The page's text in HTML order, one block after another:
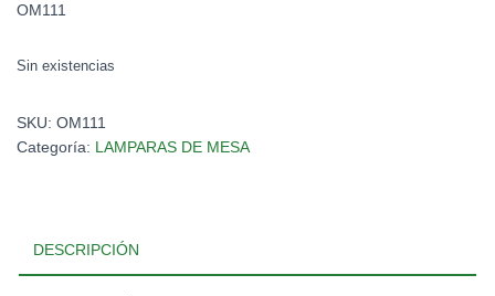
OM111
Sin existencias
SKU: OM111
Categoría: LAMPARAS DE MESA
DESCRIPCIÓN